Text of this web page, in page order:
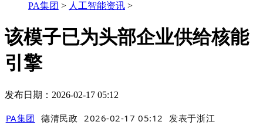
PA集团 > 人工智能资讯 >
该模子已为头部企业供给核能
引擎
发布日期：2026-02-17 05:12
PA集团 德清民政 2026-02-17 05:12 发表于浙江